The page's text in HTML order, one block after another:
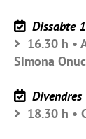
Dissabte
16.30 h •
Simona
18.30 h •